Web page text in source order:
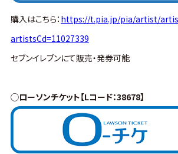
購入はこちら： https://t.pia.jp/pia/artist/
artistsCd=11027339
セブンイレブンにて販売・発券可能
◯ローソンチケット【Lコード：38678】